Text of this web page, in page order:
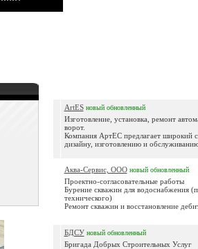
ArtES новый обновленный
Изготовление, установка, ремонт
ворот.
Компания АртЕС предлагает широкий
дизайну, изготовлению и
Аква-Сервис, ООО новый обновленный
Проектно-согласовательные работы
Бурение скважин для водоснабжения
технического)
Ремонт скважин и восстановление
БДСУ новый обновленный
Бригада Добрых Строительных Услуг